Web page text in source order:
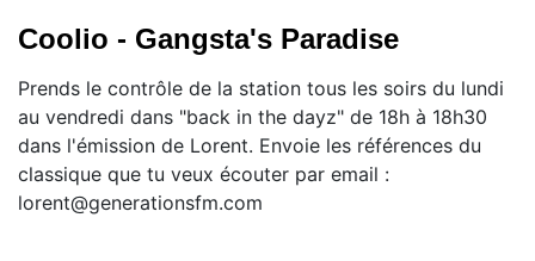
Coolio - Gangsta's Paradise
Prends le contrôle de la station tous les soirs du lundi
au vendredi dans "back in the dayz" de 18h à 18h30
dans l'émission de Lorent. Envoie les références du
classique que tu veux écouter par email :
lorent@generationsfm.com